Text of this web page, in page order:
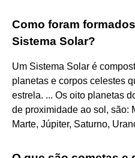
Como foram
Sistema Solar?
Um Sistema Solar é
planetas e corpos celestes
estrela. ... Os oito planetas
de proximidade ao sol, são:
Marte, Júpiter, Saturno,